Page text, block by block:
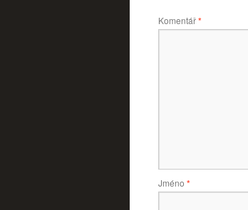
Komentář*
Jméno *